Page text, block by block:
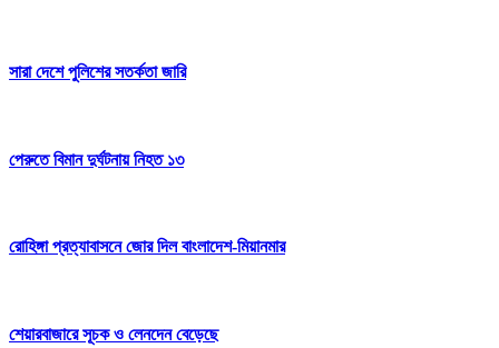
সারা দেশে পুলিশের সতর্কতা জারি
পেরুতে বিমান দুর্ঘটনায় নিহত ১৩
রোহিঙ্গা প্রত্যাবাসনে জোর দিল বাংলাদেশ-মিয়ানমার
শেয়ারবাজারে সূচক ও লেনদেন বেড়েছে